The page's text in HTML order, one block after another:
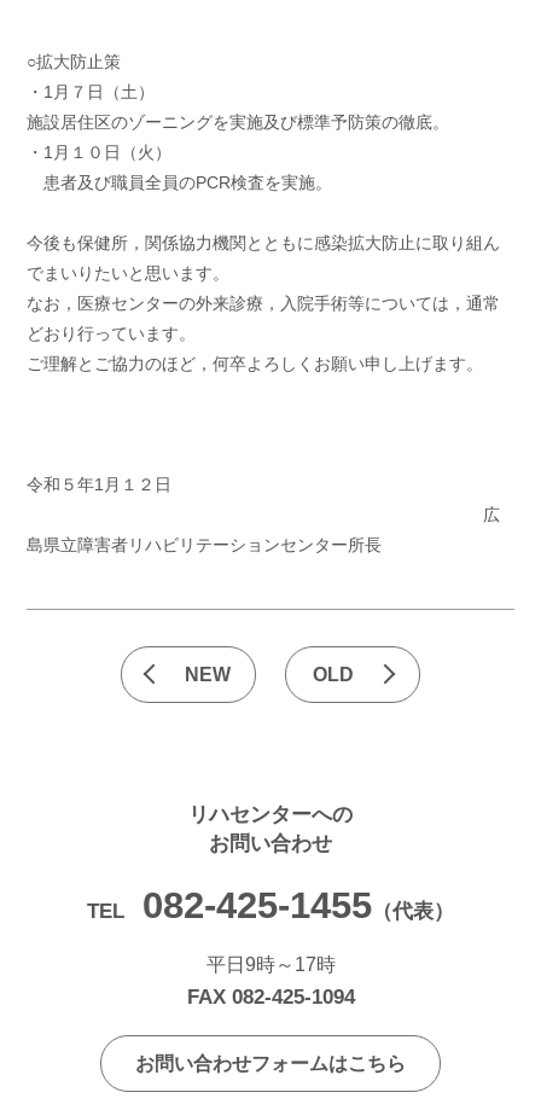
○拡大防止策
・1月７日（土）
施設居住区のゾーニングを実施及び標準予防策の徹底。
・1月１０日（火）
患者及び職員全員のPCR検査を実施。
今後も保健所，関係協力機関とともに感染拡大防止に取り組ん
でまいりたいと思います。
なお，医療センターの外来診療，入院手術等については，通常
どおり行っています。
ご理解とご協力のほど，何卒よろしくお願い申し上げます。
令和５年1月１２日
広
島県立障害者リハビリテーションセンター所長
NEW OLD
リハセンターへの
お問い合わせ
TEL 082-425-1455 （代表）
平日9時～17時
FAX 082-425-1094
お問い合わせフォームはこちら